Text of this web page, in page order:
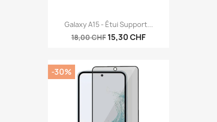
Galaxy A15 - Étui Support...
18,00 CHF 15,30 CHF
-30%